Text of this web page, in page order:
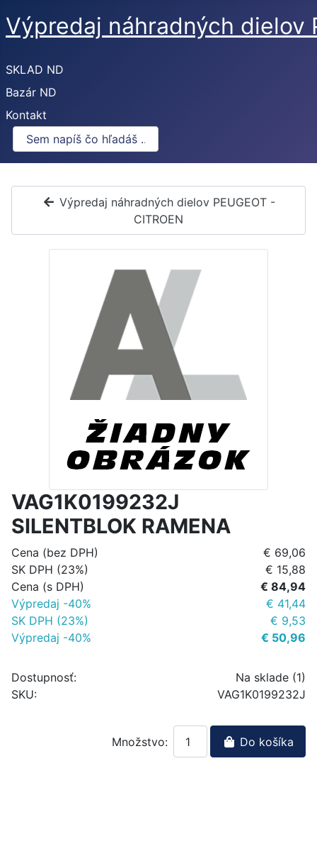
Výpredaj náhradných dielov
SKLAD ND
Bazár ND
Kontakt
Výpredaj náhradných dielov PEUGEOT -
CITROEN
VAG1K0199232J
SILENTBLOK RAMENA
Cena (bez DPH)
€ 69,06
SK DPH (23%)
€ 15,88
Cena (s DPH)
€ 84,94
Výpredaj -40%
€ 41,44
SK DPH (23%)
€ 9,53
Výpredaj -40%
€ 50,96
Dostupnosť:
Na sklade (1)
SKU:
VAG1K0199232J
Množstvo: Do košíka